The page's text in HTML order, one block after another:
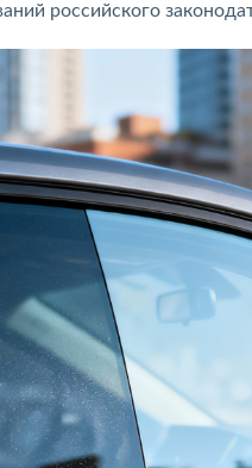
российского